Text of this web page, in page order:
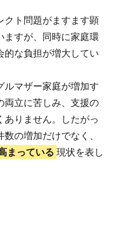
クト問題がますます顕
ますが、同時に家庭環
的な負担が増大してい
ルマザー家庭が増加す
両立に苦しみ、支援の
ありません。したがっ
の増加だけでなく、
まっている 現状を表し